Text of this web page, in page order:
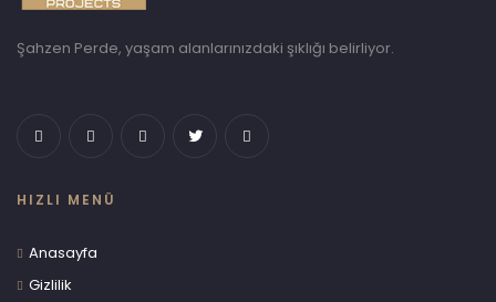
Şahzen Perde, yaşam alanlarınızdaki şıklığı belirliyor.
HIZLI MENÜ
Anasayfa
Gizlilik